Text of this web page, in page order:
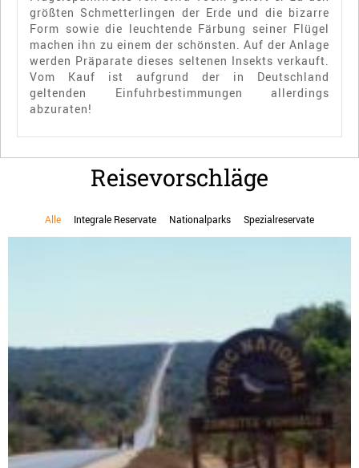
größten Schmetterlingen der Erde und die bizarre
Form sowie die leuchtende Färbung seiner Flügel
machen ihn zu einem der schönsten. Auf der Anlage
werden Präparate dieses seltenen Insekts verkauft.
Vom Kauf ist aufgrund der in Deutschland
geltenden Einfuhrbestimmungen allerdings
abzuraten!
Reisevorschläge
Alle Integrale Reservate Nationalparks Spezialreservate